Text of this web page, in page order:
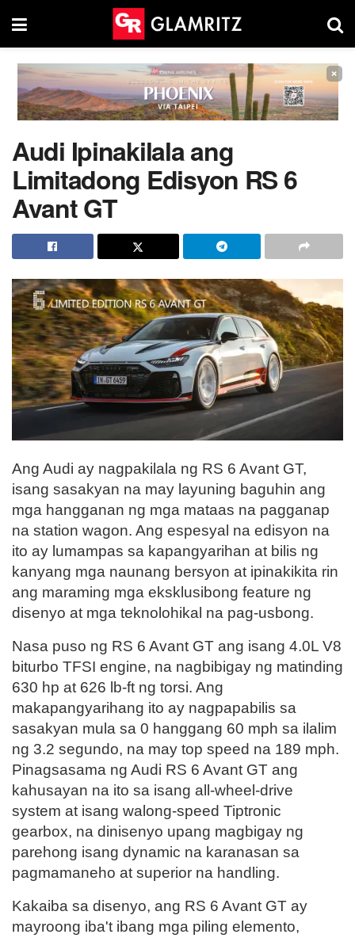
×
Audi Ipinakilala ang
Limitadong Edisyon RS 6
Avant GT
Ang Audi ay nagpakilala ng RS 6 Avant GT,
isang sasakyan na may layuning baguhin ang
mga hangganan ng mga mataas na pagganap
na station wagon. Ang espesyal na edisyon na
ito ay lumampas sa kapangyarihan at bilis ng
kanyang mga naunang bersyon at ipinakikita rin
ang maraming mga eksklusibong feature ng
disenyo at mga teknolohikal na pag-usbong.
Nasa puso ng RS 6 Avant GT ang isang 4.0L V8
biturbo TFSI engine, na nagbibigay ng matinding
630 hp at 626 lb-ft ng torsi. Ang
makapangyarihang ito ay nagpapabilis sa
sasakyan mula sa 0 hanggang 60 mph sa ilalim
ng 3.2 segundo, na may top speed na 189 mph.
Pinagsasama ng Audi RS 6 Avant GT ang
kahusayan na ito sa isang all-wheel-drive
system at isang walong-speed Tiptronic
gearbox, na dinisenyo upang magbigay ng
parehong isang dynamic na karanasan sa
pagmamaneho at superior na handling.
Kakaiba sa disenyo, ang RS 6 Avant GT ay
mayroong iba't ibang mga piling elemento,